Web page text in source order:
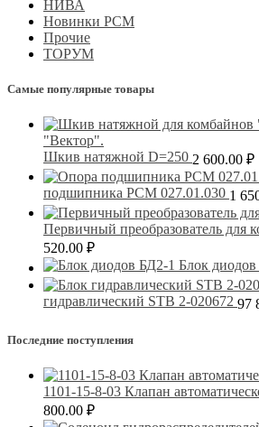
НИВА
Новинки РСМ
Прочие
ТОРУМ
Самые популярные товары
Шкив натяжной D=250 2 600.00 ₽
подшипника РСМ 027.01.030 1
Первичный преобразователь для
520.00 ₽
Блок диодов
гидравлический STB 2-020672 97
Последние поступления
1101-15-8-03 Клапан
800.00 ₽